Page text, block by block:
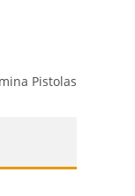
Pistolas